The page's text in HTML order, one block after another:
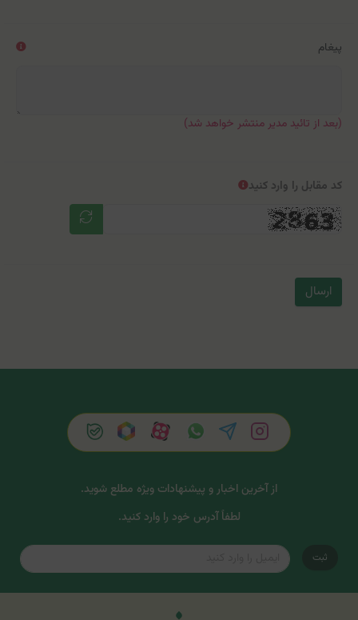
پیغام
(بعد از تائید مدیر منتشر خواهد شد)
کد مقابل را وارد کنید
ارسال
از آخرین اخبار و پیشنهادات ویژه مطلع شوید.
لطفاً آدرس خود را وارد کنید.
ثبت